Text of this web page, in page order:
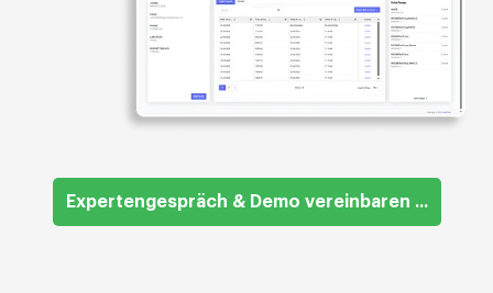
Expertengespräch & Demo vereinbaren ...